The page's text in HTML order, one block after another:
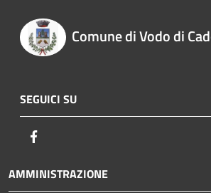
Comune di Vodo di
SEGUICI SU
AMMINISTRAZIONE